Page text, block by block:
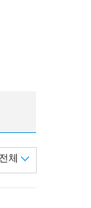
전체